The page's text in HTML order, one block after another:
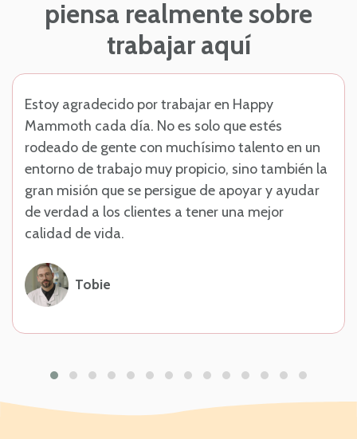
piensa realmente sobre
trabajar aquí
Estoy agradecido por trabajar en Happy
Mammoth cada día. No es solo que estés
rodeado de gente con muchísimo talento en un
entorno de trabajo muy propicio, sino también la
gran misión que se persigue de apoyar y ayudar
de verdad a los clientes a tener una mejor
calidad de vida.
Tobie